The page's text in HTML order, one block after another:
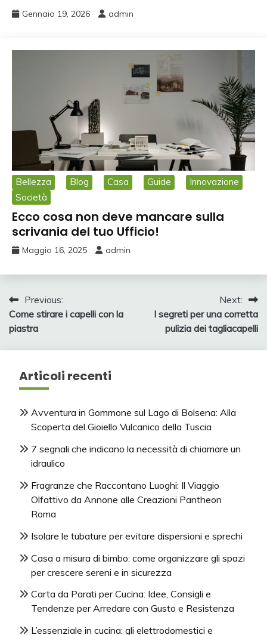
Gennaio 19, 2026 admin
Bellezza Blog Casa Guide
Innovazione
Società
Ecco cosa non deve mancare sulla
scrivania del tuo Ufficio!
Maggio 16, 2025 admin
Navigazione
articoli
Previous:
Come stirare i capelli con la
piastra
Next:
I segreti per una corretta
pulizia dei tagliacapelli
Articoli recenti
Avventura in Gommone sul Lago di Bolsena: Alla
Scoperta del Gioiello Vulcanico della Tuscia
7 segnali che indicano la necessità di chiamare un
idraulico
Fragranze che Raccontano Luoghi: Il Viaggio
Olfattivo da Annone alle Creazioni Pantheon
Roma
Isolare le tubature per evitare dispersioni e sprechi
Casa a misura di bimbo: come organizzare gli spazi
per crescere sereni e in sicurezza
Carta da Parati per Cucina: Idee, Consigli e
Tendenze per Arredare con Gusto e Resistenza
L’essenziale in cucina: gli elettrodomestici e